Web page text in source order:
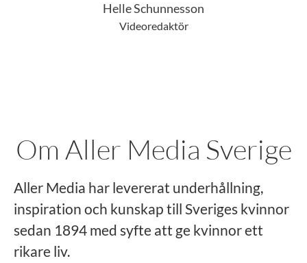
Helle Schunnesson
Videoredaktör
Om Aller Media Sverige
Aller Media har levererat underhållning,
inspiration och kunskap till Sveriges kvinnor
sedan 1894 med syfte att ge kvinnor ett
rikare liv.